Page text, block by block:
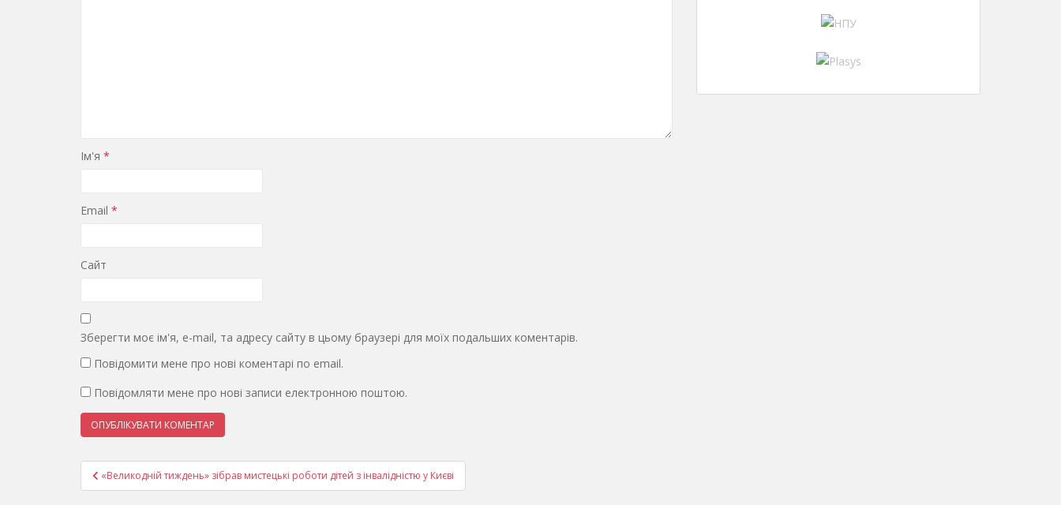
Ім'я *
Email *
Сайт
Зберегти моє ім'я, e-mail, та адресу сайту в цьому браузері для моїх подальших коментарів.
Повідомити мене про нові коментарі по email.
Повідомляти мене про нові записи електронною поштою.
Навігація
записів
«Великодній тиждень» зібрав мистецькі роботи дітей з інвалідністю у Києві